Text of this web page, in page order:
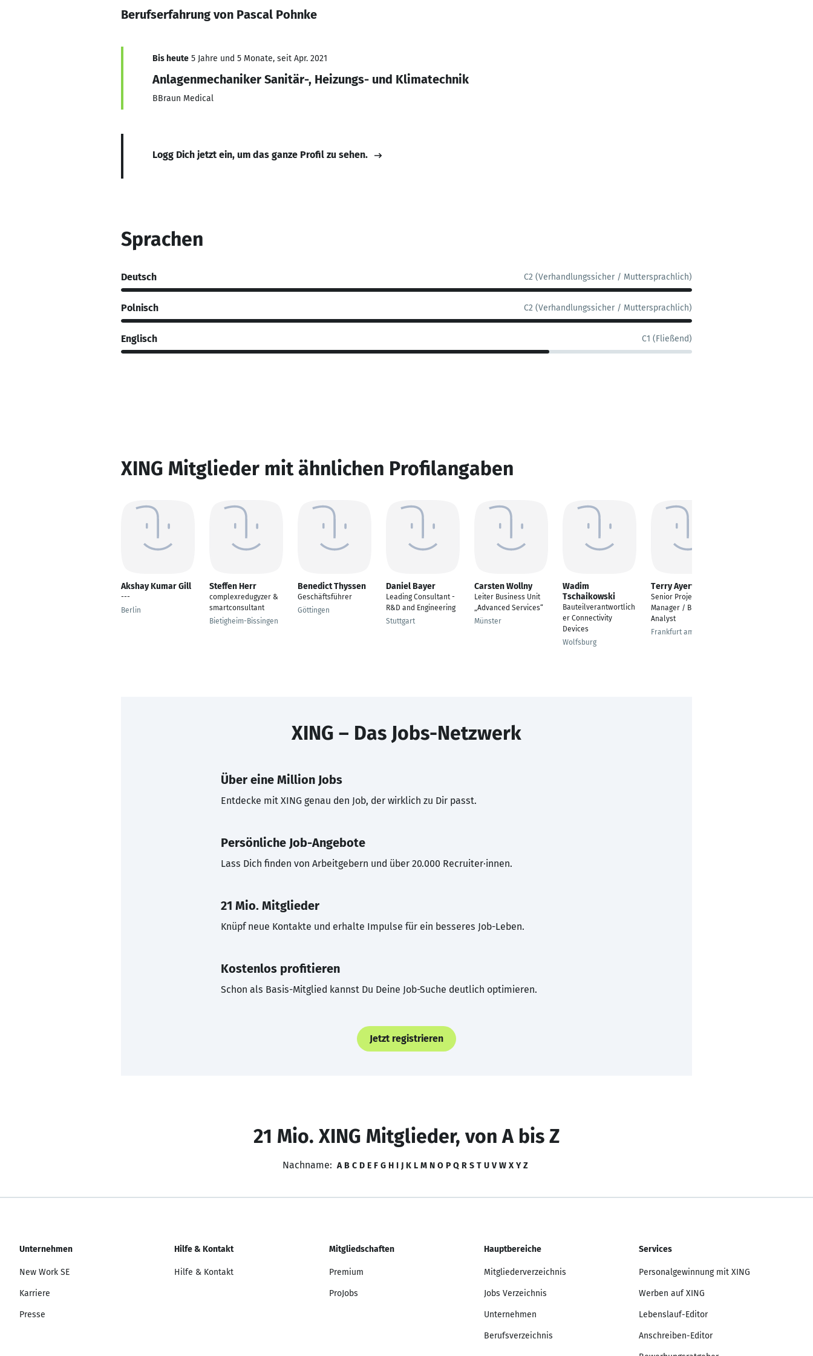
Berufserfahrung von Pascal Pohnke
Bis heute 5 Jahre und 5 Monate, seit Apr. 2021
Anlagenmechaniker Sanitär-, Heizungs- und Klimatechnik
BBraun Medical
Logg Dich jetzt ein, um das ganze Profil zu sehen.
Sprachen
Deutsch C2 (Verhandlungssicher / Muttersprachlich)
Polnisch C2 (Verhandlungssicher / Muttersprachlich)
Englisch C1 (Fließend)
XING Mitglieder mit ähnlichen Profilangaben
Akshay Kumar Gill
---
Berlin
Steffen Herr
complexredugyzer &
smartconsultant
Bietigheim-Bissingen
Benedict Thyssen
Geschäftsführer
Göttingen
Daniel Bayer
Leading Consultant -
R&D and Engineering
Stuttgart
Carsten Wollny
Leiter Business Unit
„Advanced Services“
Münster
Wadim
Tschaikowski
Bauteilverantwortlich
er Connectivity
Devices
Wolfsburg
Terry Ayerve
Senior Project
Manager / Business
Analyst
Frankfurt am Main
XING – Das Jobs-Netzwerk
Über eine Million Jobs
Entdecke mit XING genau den Job, der wirklich zu Dir passt.
Persönliche Job-Angebote
Lass Dich finden von Arbeitgebern und über 20.000 Recruiter·innen.
21 Mio. Mitglieder
Knüpf neue Kontakte und erhalte Impulse für ein besseres Job-Leben.
Kostenlos profitieren
Schon als Basis-Mitglied kannst Du Deine Job-Suche deutlich optimieren.
Jetzt registrieren
21 Mio. XING Mitglieder, von A bis Z
Nachname: A B C D E F G H I J K L M N O P Q R S T U V W X Y Z
Unternehmen
New Work SE
Karriere
Presse
Hilfe & Kontakt
Hilfe & Kontakt
Mitgliedschaften
Premium
ProJobs
Hauptbereiche
Mitgliederverzeichnis
Jobs Verzeichnis
Unternehmen
Berufsverzeichnis
Services
Personalgewinnung mit XING
Werben auf XING
Lebenslauf-Editor
Anschreiben-Editor